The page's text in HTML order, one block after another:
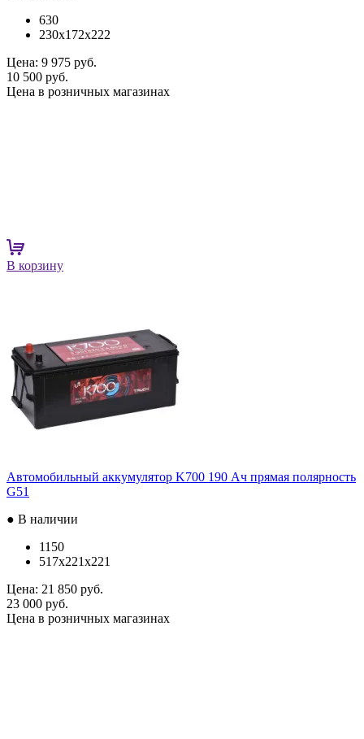
630
230x172x222
Цена: 9 975 руб.
10 500 руб.
Цена в розничных магазинах
В корзину
Автомобильный аккумулятор K700 190 Ач прямая полярность
G51
● В наличии
1150
517x221x221
Цена: 21 850 руб.
23 000 руб.
Цена в розничных магазинах